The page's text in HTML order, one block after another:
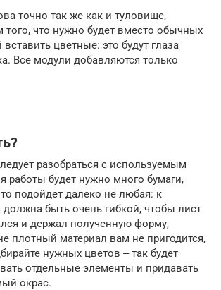
точно так же как и туловище,
того, что нужно будет вместо обычных
цветные: это будут глаза
Все модули добавляются только
разобраться с используемым
работы будет нужно много бумаги,
подойдет далеко не любая: к
должна быть очень гибкой, чтобы лист
и держал полученную форму,
плотный материал вам не пригодится,
нужных цветов ‒ так будет
отдельные элементы и придавать
окрас.